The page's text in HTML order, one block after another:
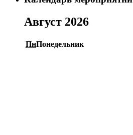
Август 2026
ПнПонедельник